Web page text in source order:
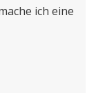
ich eine